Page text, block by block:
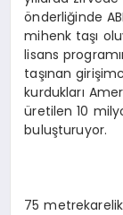
önderliğinde
mihenk taşı
lisans
taşınan
kurdukları
üretilen 10
buluşturuyor.
75